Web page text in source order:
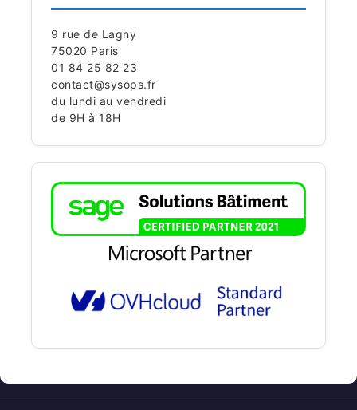
9 rue de Lagny
75020 Paris
01 84 25 82 23
contact@sysops.fr
du lundi au vendredi
de 9H à 18H